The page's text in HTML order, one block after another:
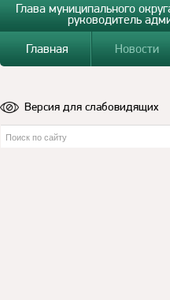
Глава муниципального
руководитель
Главная
Новости
Версия для слабовидящих